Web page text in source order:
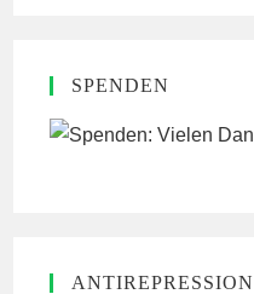
SPENDEN
ANTIREPRESSION